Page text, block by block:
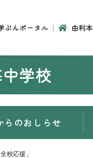
ぶんポータル 由利
学校
らのおしらせ
校応援」